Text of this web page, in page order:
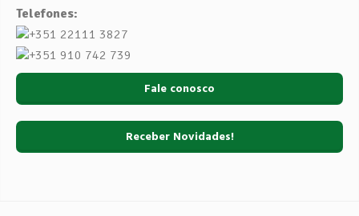
Telefones:
+351 22111 3827
+351 910 742 739
Fale conosco
Receber Novidades!